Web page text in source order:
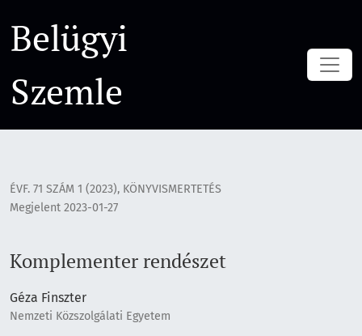
Belügyi
Szemle
ÉVF. 71 SZÁM 1 (2023), KÖNYVISMERTETÉS
Komplementer rendészet
Megjelent 2023-01-27
Géza Finszter
Nemzeti Közszolgálati Egyetem